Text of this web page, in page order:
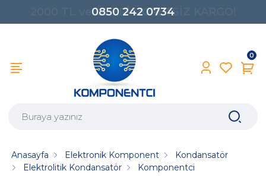
0850 242 0734
0
Anasayfa Elektronik Komponent
Kondansatör
Elektrolitik Kondansatör
Komponentci